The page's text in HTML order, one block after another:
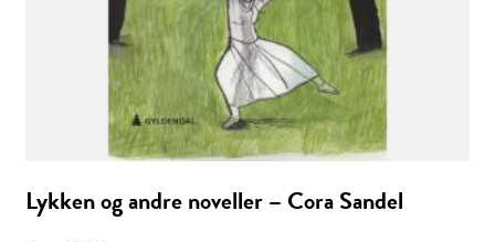
Lykken og andre noveller – Cora Sandel